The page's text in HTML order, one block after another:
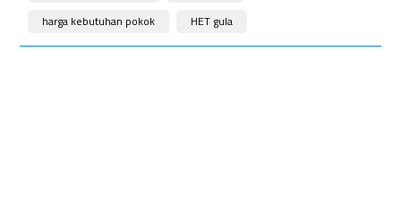
harga kebutuhan pokok
HET gula